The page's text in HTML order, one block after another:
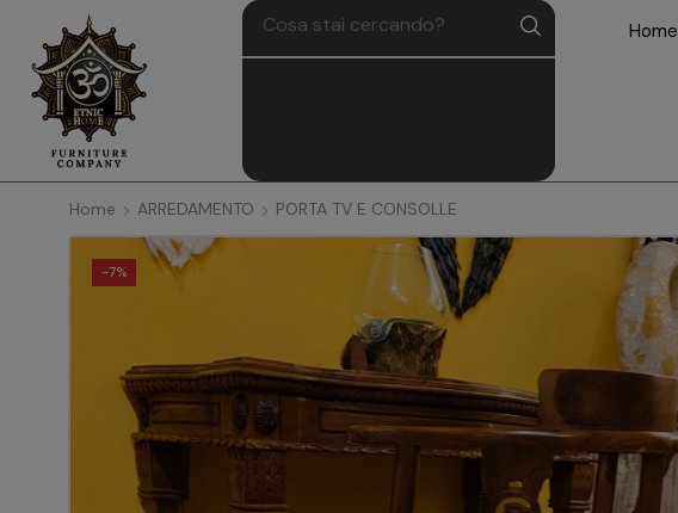
Home
Home ARREDAMENTO PORTA TV E CONSOLLE
-7%